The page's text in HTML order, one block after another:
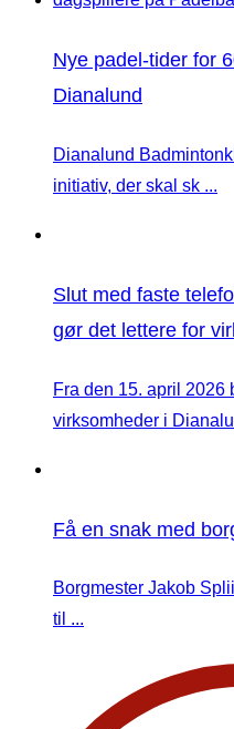
Nye padel-tider for
Dianalund
Dianalund
initiativ, der skal sk ...
Slut med faste
gør det lettere for
Fra den 15. april 2026
virksomheder i
Få en snak med
Borgmester Jakob
til ...